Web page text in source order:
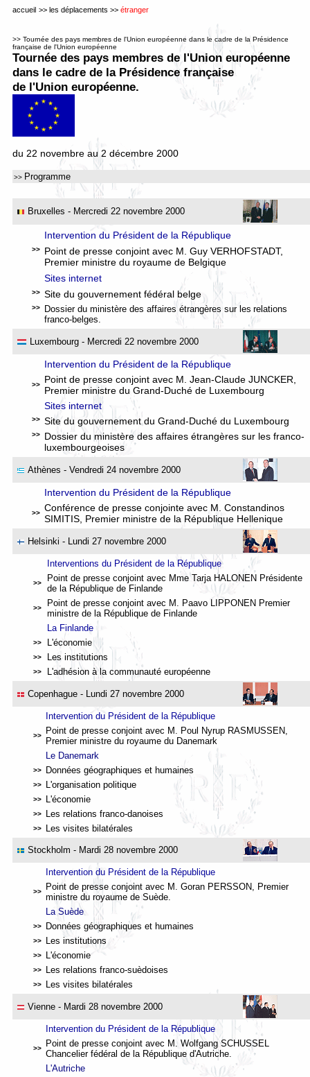
accueil >> les déplacements >> étranger
>> Tournée des pays membres de l'Union européenne dans le cadre de la Présidence
française de l'Union européenne
Tournée des pays membres de l'Union européenne
dans le cadre de la Présidence française
de l'Union européenne.
du 22 novembre au 2 décembre 2000
>> Programme
Bruxelles - Mercredi 22 novembre 2000
Intervention du Président de la République
>>
Point de presse conjoint avec M. Guy VERHOFSTADT,
Premier ministre du royaume de Belgique
Sites internet
>> Site du gouvernement fédéral belge
>> Dossier du ministère des affaires étrangères sur les relations
franco-belges.
Luxembourg - Mercredi 22 novembre 2000
Intervention du Président de la République
>>
Point de presse conjoint avec M. Jean-Claude JUNCKER,
Premier ministre du Grand-Duché de Luxembourg
Sites internet
>> Site du gouvernement du Grand-Duché du Luxembourg
>>
Dossier du ministère des affaires étrangères sur les franco-
luxembourgeoises
Athènes - Vendredi 24 novembre 2000
Intervention du Président de la République
>> Conférence de presse conjointe avec M. Constandinos
SIMITIS, Premier ministre de la République Hellenique
Helsinki - Lundi 27 novembre 2000
Interventions du Président de la République
>>
Point de presse conjoint avec Mme Tarja HALONEN Présidente
de la République de Finlande
>>
Point de presse conjoint avec M. Paavo LIPPONEN Premier
ministre de la République de Finlande
La Finlande
>> L'économie
>> Les institutions
>> L'adhésion à la communauté européenne
Copenhague - Lundi 27 novembre 2000
Intervention du Président de la République
>>
Point de presse conjoint avec M. Poul Nyrup RASMUSSEN,
Premier ministre du royaume du Danemark
Le Danemark
>> Données géographiques et humaines
>> L'organisation politique
>> L'économie
>> Les relations franco-danoises
>> Les visites bilatérales
Stockholm - Mardi 28 novembre 2000
Intervention du Président de la République
>>
Point de presse conjoint avec M. Goran PERSSON, Premier
ministre du royaume de Suède.
La Suède
>> Données géographiques et humaines
>> Les institutions
>> L'économie
>> Les relations franco-suèdoises
>> Les visites bilatérales
Vienne - Mardi 28 novembre 2000
Intervention du Président de la République
>>
Point de presse conjoint avec M. Wolfgang SCHUSSEL
Chancelier fédéral de la République d'Autriche.
L'Autriche